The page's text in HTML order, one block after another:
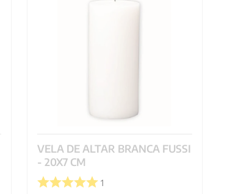
VELA DE ALTAR BRANCA FUSSI
- 20X7 CM
1